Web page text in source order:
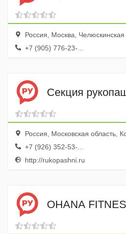
Россия, Москва, Челюскинская
+7 (905) 776-23-...
Секция
Россия, Московская область,
+7 (926) 352-53-...
http://rukopashni.ru
OHANA